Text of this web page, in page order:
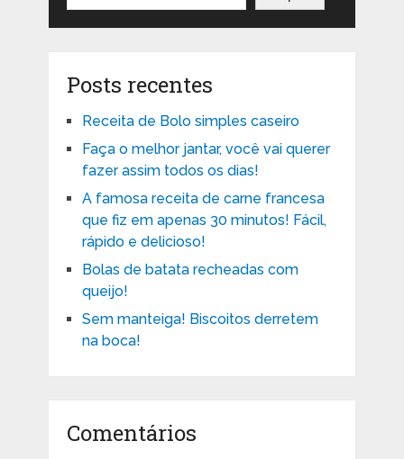
Posts recentes
Receita de Bolo simples caseiro
Faça o melhor jantar, você vai querer
fazer assim todos os dias!
A famosa receita de carne francesa
que fiz em apenas 30 minutos! Fácil,
rápido e delicioso!
Bolas de batata recheadas com
queijo!
Sem manteiga! Biscoitos derretem
na boca!
Comentários